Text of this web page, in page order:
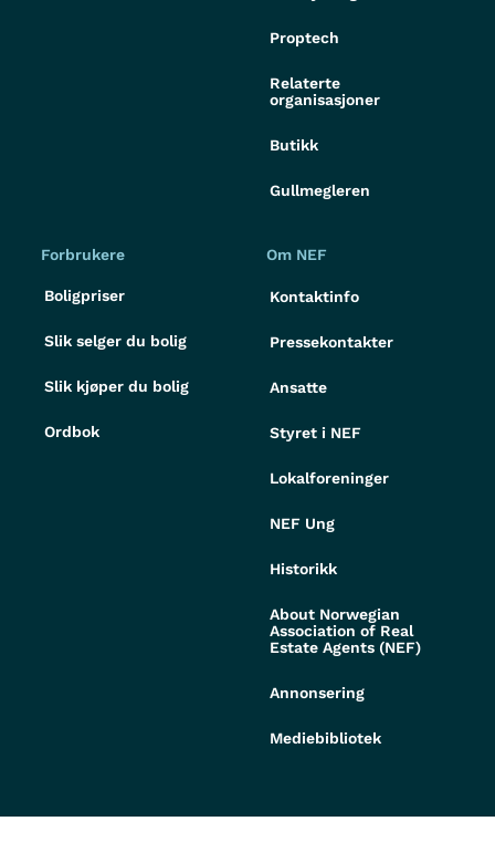
Proptech
Relaterte
organisasjoner
Butikk
Gullmegleren
Forbrukere
Boligpriser
Slik selger du bolig
Slik kjøper du bolig
Ordbok
Om NEF
Kontaktinfo
Pressekontakter
Ansatte
Styret i NEF
Lokalforeninger
NEF Ung
Historikk
About Norwegian
Association of Real
Estate Agents (NEF)
Annonsering
Mediebibliotek